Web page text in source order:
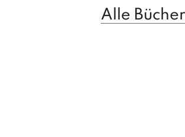
Alle